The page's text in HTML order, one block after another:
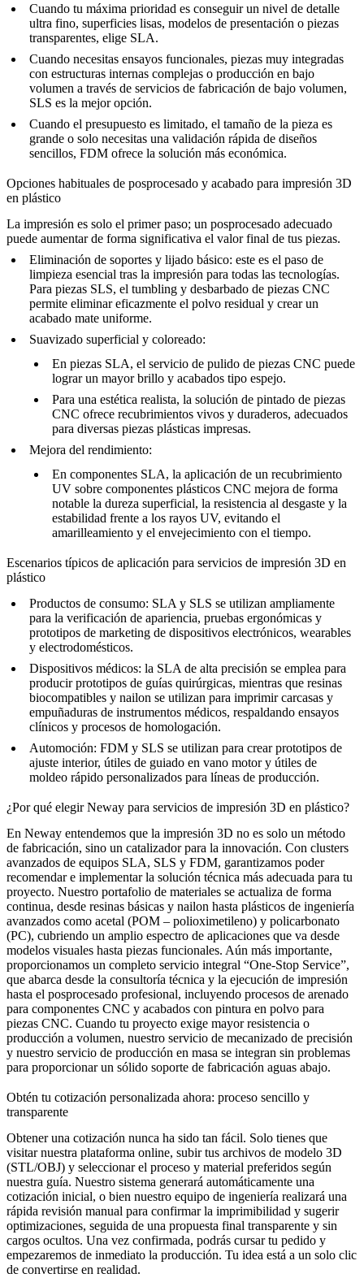
Cuando tu máxima prioridad es conseguir un nivel de detalle
ultra fino, superficies lisas, modelos de presentación o piezas
transparentes, elige SLA.
Cuando necesitas ensayos funcionales, piezas muy integradas
con estructuras internas complejas o producción en bajo
volumen a través de servicios de fabricación de bajo volumen,
SLS es la mejor opción.
Cuando el presupuesto es limitado, el tamaño de la pieza es
grande o solo necesitas una validación rápida de diseños
sencillos, FDM ofrece la solución más económica.
Opciones habituales de posprocesado y acabado para impresión 3D
en plástico
La impresión es solo el primer paso; un posprocesado adecuado
puede aumentar de forma significativa el valor final de tus piezas.
Eliminación de soportes y lijado básico: este es el paso de
limpieza esencial tras la impresión para todas las tecnologías.
Para piezas SLS, el tumbling y desbarbado de piezas CNC
permite eliminar eficazmente el polvo residual y crear un
acabado mate uniforme.
Suavizado superficial y coloreado:
En piezas SLA, el servicio de pulido de piezas CNC puede
lograr un mayor brillo y acabados tipo espejo.
Para una estética realista, la solución de pintado de piezas
CNC ofrece recubrimientos vivos y duraderos, adecuados
para diversas piezas plásticas impresas.
Mejora del rendimiento:
En componentes SLA, la aplicación de un recubrimiento
UV sobre componentes plásticos CNC mejora de forma
notable la dureza superficial, la resistencia al desgaste y la
estabilidad frente a los rayos UV, evitando el
amarilleamiento y el envejecimiento con el tiempo.
Escenarios típicos de aplicación para servicios de impresión 3D en
plástico
Productos de consumo: SLA y SLS se utilizan ampliamente
para la verificación de apariencia, pruebas ergonómicas y
prototipos de marketing de dispositivos electrónicos, wearables
y electrodomésticos.
Dispositivos médicos: la SLA de alta precisión se emplea para
producir prototipos de guías quirúrgicas, mientras que resinas
biocompatibles y nailon se utilizan para imprimir carcasas y
empuñaduras de instrumentos médicos, respaldando ensayos
clínicos y procesos de homologación.
Automoción: FDM y SLS se utilizan para crear prototipos de
ajuste interior, útiles de guiado en vano motor y útiles de
moldeo rápido personalizados para líneas de producción.
¿Por qué elegir Neway para servicios de impresión 3D en plástico?
En Neway entendemos que la impresión 3D no es solo un método
de fabricación, sino un catalizador para la innovación. Con clusters
avanzados de equipos SLA, SLS y FDM, garantizamos poder
recomendar e implementar la solución técnica más adecuada para tu
proyecto. Nuestro portafolio de materiales se actualiza de forma
continua, desde resinas básicas y nailon hasta plásticos de ingeniería
avanzados como acetal (POM – polioximetileno) y policarbonato
(PC), cubriendo un amplio espectro de aplicaciones que va desde
modelos visuales hasta piezas funcionales. Aún más importante,
proporcionamos un completo servicio integral “One-Stop Service”,
que abarca desde la consultoría técnica y la ejecución de impresión
hasta el posprocesado profesional, incluyendo procesos de arenado
para componentes CNC y acabados con pintura en polvo para
piezas CNC. Cuando tu proyecto exige mayor resistencia o
producción a volumen, nuestro servicio de mecanizado de precisión
y nuestro servicio de producción en masa se integran sin problemas
para proporcionar un sólido soporte de fabricación aguas abajo.
Obtén tu cotización personalizada ahora: proceso sencillo y
transparente
Obtener una cotización nunca ha sido tan fácil. Solo tienes que
visitar nuestra plataforma online, subir tus archivos de modelo 3D
(STL/OBJ) y seleccionar el proceso y material preferidos según
nuestra guía. Nuestro sistema generará automáticamente una
cotización inicial, o bien nuestro equipo de ingeniería realizará una
rápida revisión manual para confirmar la imprimibilidad y sugerir
optimizaciones, seguida de una propuesta final transparente y sin
cargos ocultos. Una vez confirmada, podrás cursar tu pedido y
empezaremos de inmediato la producción. Tu idea está a un solo clic
de convertirse en realidad.